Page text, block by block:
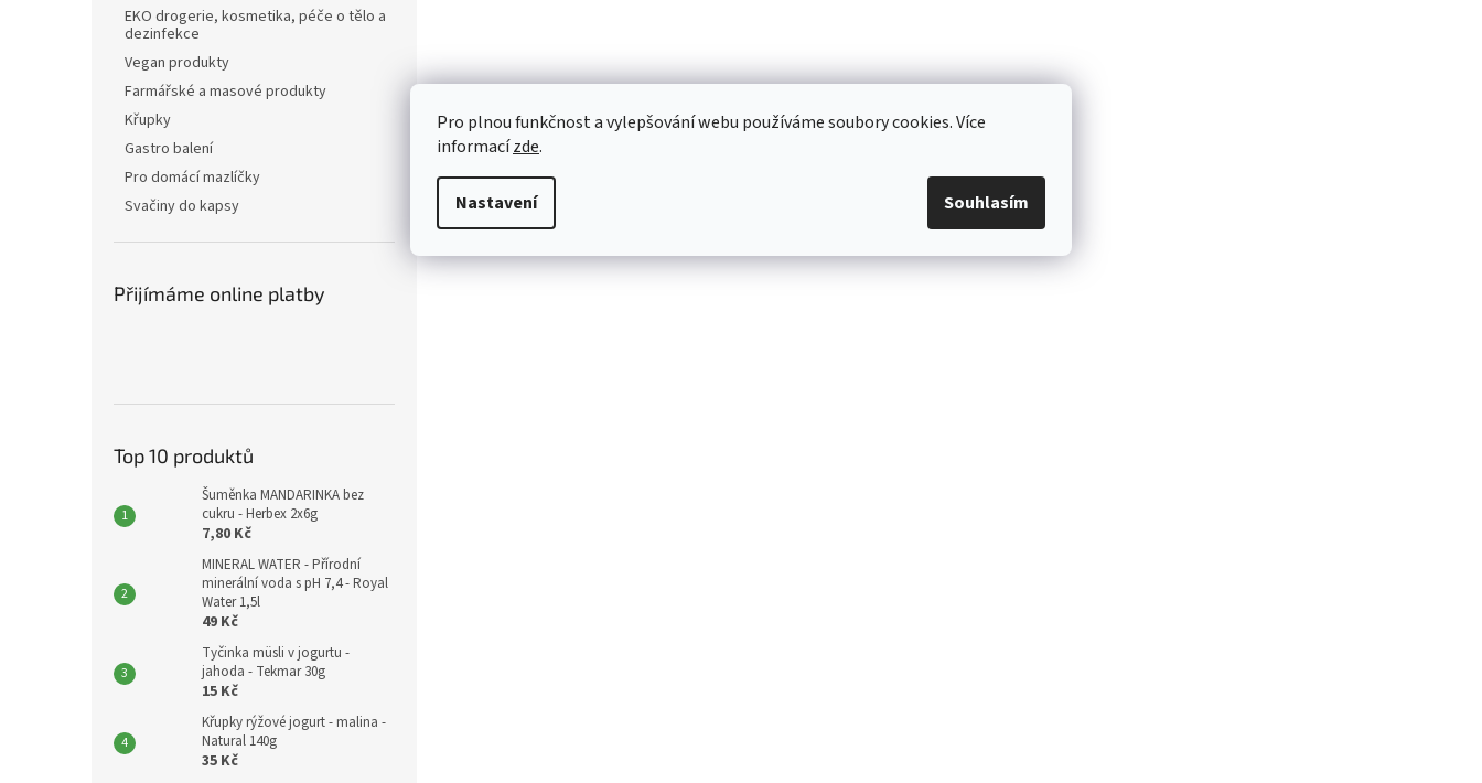
Pro plnou funkčnost a vylepšování webu používáme soubory cookies. Více
informacízde.
Nastavení Souhlasím
EKO drogerie, kosmetika, péče o tělo a
dezinfekce
Vegan produkty
Farmářské a masové produkty
Křupky
Gastro balení
Pro domácí mazlíčky
Svačiny do kapsy
Přijímáme online platby
Top 10 produktů
Šuměnka MANDARINKA bez
cukru - Herbex 2x6g
7,80 Kč
MINERAL WATER - Přírodní
minerální voda s pH 7,4 - Royal
Water 1,5l
49 Kč
Tyčinka müsli v jogurtu -
jahoda - Tekmar 30g
15 Kč
Křupky rýžové jogurt - malina -
Natural 140g
35 Kč